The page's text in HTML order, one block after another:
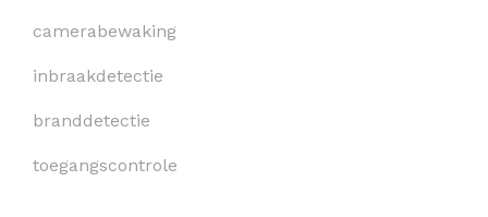
camerabewaking
inbraakdetectie
branddetectie
toegangscontrole